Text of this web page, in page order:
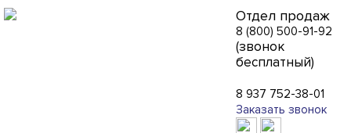
Отдел продаж
8 (800) 500-91-92
(звонок
бесплатный)
8 937 752-38-01
Заказать звонок